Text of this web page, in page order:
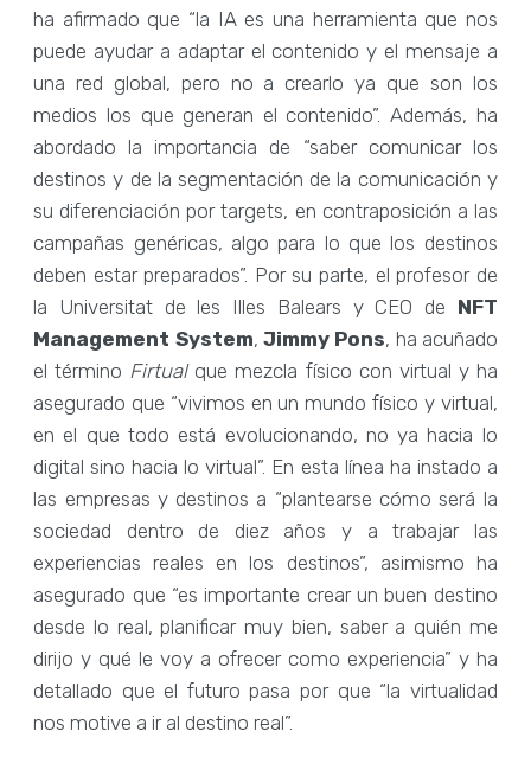
ha afirmado que “la IA es una herramienta que nos
puede ayudar a adaptar el contenido y el mensaje a
una red global, pero no a crearlo ya que son los
medios los que generan el contenido”. Además, ha
abordado la importancia de “saber comunicar los
destinos y de la segmentación de la comunicación y
su diferenciación por targets, en contraposición a las
campañas genéricas, algo para lo que los destinos
deben estar preparados”. Por su parte, el profesor de
la Universitat de les Illes Balears y CEO de NFT
Management System, Jimmy Pons, ha acuñado
el término Firtualque mezcla físico con virtual y ha
asegurado que “vivimos en un mundo físico y virtual,
en el que todo está evolucionando, no ya hacia lo
digital sino hacia lo virtual”. En esta línea ha instado a
las empresas y destinos a “plantearse cómo será la
sociedad dentro de diez años y a trabajar las
experiencias reales en los destinos”, asimismo ha
asegurado que “es importante crear un buen destino
desde lo real, planificar muy bien, saber a quién me
dirijo y qué le voy a ofrecer como experiencia” y ha
detallado que el futuro pasa por que “la virtualidad
nos motive a ir al destino real”.